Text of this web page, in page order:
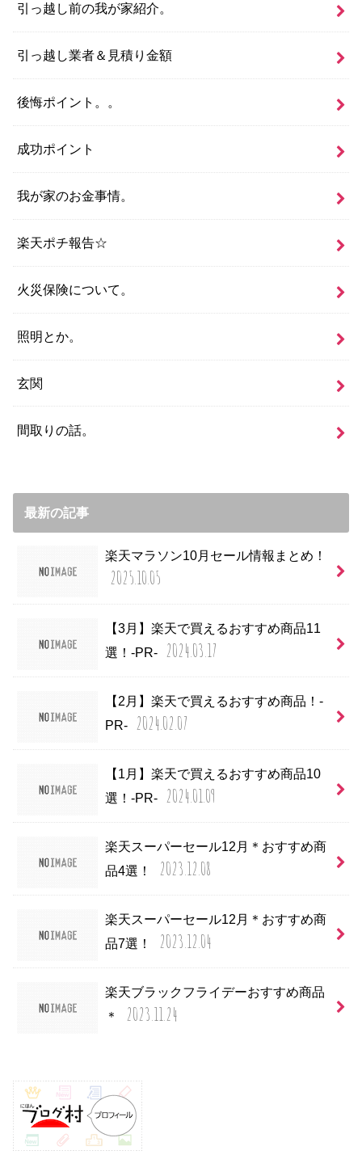
引っ越し前の我が家紹介。
引っ越し業者＆見積り金額
後悔ポイント。。
成功ポイント
我が家のお金事情。
楽天ポチ報告☆
火災保険について。
照明とか。
玄関
間取りの話。
最新の記事
楽天マラソン10月セール情報まとめ！
2025.10.05
【3月】楽天で買えるおすすめ商品11
選！-PR-
2024.03.17
【2月】楽天で買えるおすすめ商品！-
PR-
2024.02.07
【1月】楽天で買えるおすすめ商品10
選！-PR-
2024.01.09
楽天スーパーセール12月＊おすすめ商
品4選！
2023.12.08
楽天スーパーセール12月＊おすすめ商
品7選！
2023.12.04
楽天ブラックフライデーおすすめ商品
＊
2023.11.24